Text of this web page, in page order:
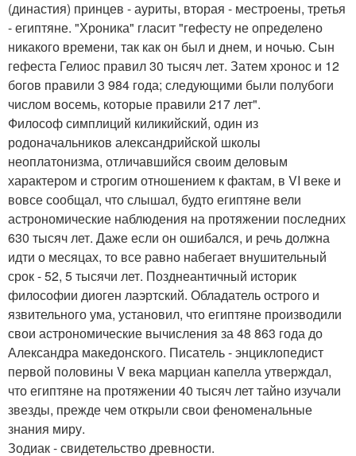
(династия) принцев - ауриты, вторая - местроены, третья
- египтяне. "Хроника" гласит "гефесту не определено
никакого времени, так как он был и днем, и ночью. Сын
гефеста Гелиос правил 30 тысяч лет. Затем хронос и 12
богов правили 3 984 года; следующими были полубоги
числом восемь, которые правили 217 лет".
Философ симплиций киликийский, один из
родоначальников александрийской школы
неоплатонизма, отличавшийся своим деловым
характером и строгим отношением к фактам, в VI веке и
вовсе сообщал, что слышал, будто египтяне вели
астрономические наблюдения на протяжении последних
630 тысяч лет. Даже если он ошибался, и речь должна
идти о месяцах, то все равно набегает внушительный
срок - 52, 5 тысячи лет. Позднеантичный историк
философии диоген лаэртский. Обладатель острого и
язвительного ума, установил, что египтяне производили
свои астрономические вычисления за 48 863 года до
Александра македонского. Писатель - энциклопедист
первой половины V века марциан капелла утверждал,
что египтяне на протяжении 40 тысяч лет тайно изучали
звезды, прежде чем открыли свои феноменальные
знания миру.
Зодиак - свидетельство древности.